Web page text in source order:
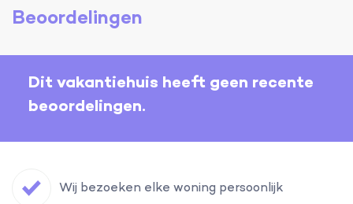
Beoordelingen
Dit vakantiehuis heeft geen recente
beoordelingen.
Wij bezoeken elke woning persoonlijk